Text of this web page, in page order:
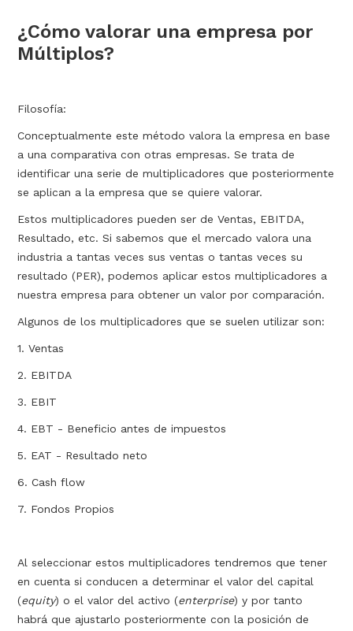
¿Cómo valorar una empresa por
Múltiplos?
Filosofía:
Conceptualmente este método valora la empresa en base
a una comparativa con otras empresas. Se trata de
identificar una serie de multiplicadores que posteriormente
se aplican a la empresa que se quiere valorar.
Estos multiplicadores pueden ser de Ventas, EBITDA,
Resultado, etc. Si sabemos que el mercado valora una
industria a tantas veces sus ventas o tantas veces su
resultado (PER), podemos aplicar estos multiplicadores a
nuestra empresa para obtener un valor por comparación.
Algunos de los multiplicadores que se suelen utilizar son:
1. Ventas
2. EBITDA
3. EBIT
4. EBT - Beneficio antes de impuestos
5. EAT - Resultado neto
6. Cash flow
7. Fondos Propios
Al seleccionar estos multiplicadores tendremos que tener
en cuenta si conducen a determinar el valor del capital
(equity) o el valor del activo (enterprise) y por tanto
habrá que ajustarlo posteriormente con la posición de